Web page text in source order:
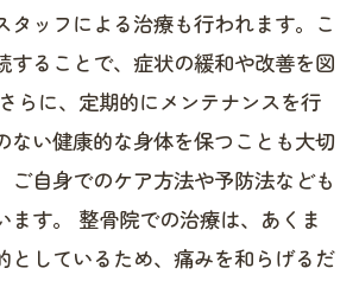
タッフによる治療も行われます。こ
することで、症状の緩和や改善を図
らに、定期的にメンテナンスを行
ない健康的な身体を保つことも大切
ご自身でのケア方法や予防法なども
ます。 整骨院での治療は、あくま
としているため、痛みを和らげるだ